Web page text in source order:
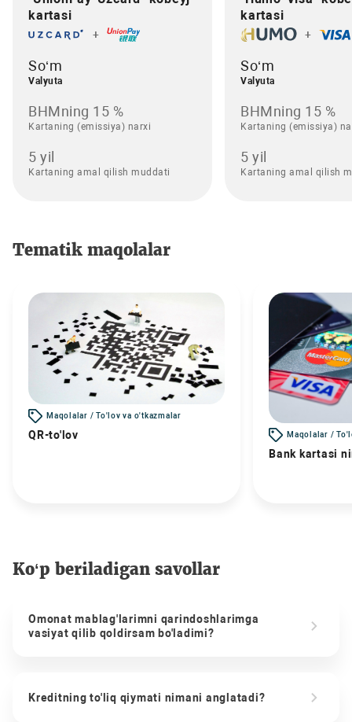
kartasi
+
So‘m
Valyuta
BHMning 15 %
Kartaning (emissiya) narxi
5 yil
Kartaning amal qilish muddati
kartasi
+
So‘m
Valyuta
BHMning 15 %
Kartaning (emissiya)
5 yil
Kartaning amal qilish
Tematik maqolalar
Maqolalar / To'lov va o'tkazmalar
QR-to'lov Maqolalar /
Bank kartasi
Ko‘p beriladigan savollar
Omonat mablag'larimni qarindoshlarimga
vasiyat qilib qoldirsam bo'ladimi?
Kreditning to'liq qiymati nimani anglatadi?